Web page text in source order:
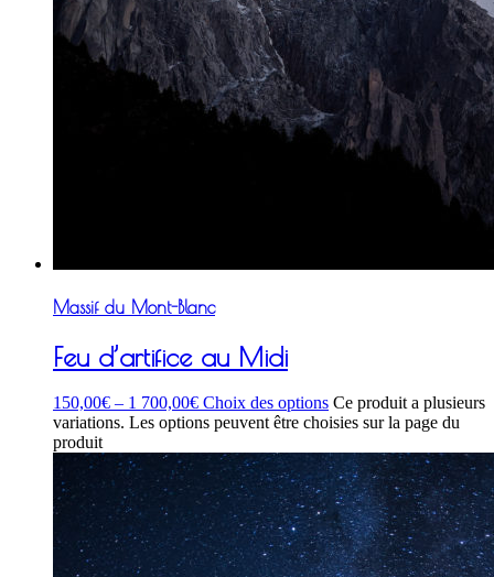
Massif du Mont-Blanc
Feu d’artifice au Midi
150,00€ – 1 700,00€ Choix des options Ce produit a plusieurs
variations. Les options peuvent être choisies sur la page du
produit